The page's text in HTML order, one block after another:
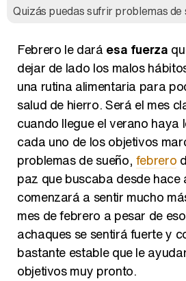
Quizás puedas sufrir problemas de
Febrero le dará esa fuerza
dejar de lado los malos
una rutina alimentaria para
salud de hierro. Será el mes
cuando llegue el verano haya
cada uno de los objetivos
problemas de sueño, febrero
paz que buscaba desde hace
comenzará a sentir mucho
mes de febrero a pesar de
achaques se sentirá fuerte y
bastante estable que le
objetivos muy pronto.